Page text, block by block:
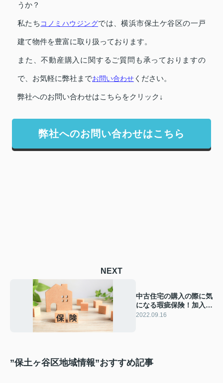
うか？
私たち コノミハウジングでは、横浜市保土ケ谷区の一戸
建て物件を豊富に取り扱っております。
また、不動産購入に関するご質問も承っておりますの
で、お気軽に弊社までお問い合わせ ください。
弊社へのお問い合わせはこちらをクリック↓
弊社へのお問い合わせはこちら
NEXT
中古住宅の購入の際に気
になる瑕疵保険！加入の
流れもご紹介
2022.09.16
”保土ヶ谷区地域情報”おすすめ記事